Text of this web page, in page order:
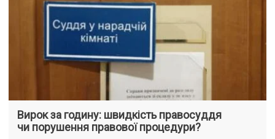
Вирок за годину: швидкість правосуддя
чи порушення правової процедури?